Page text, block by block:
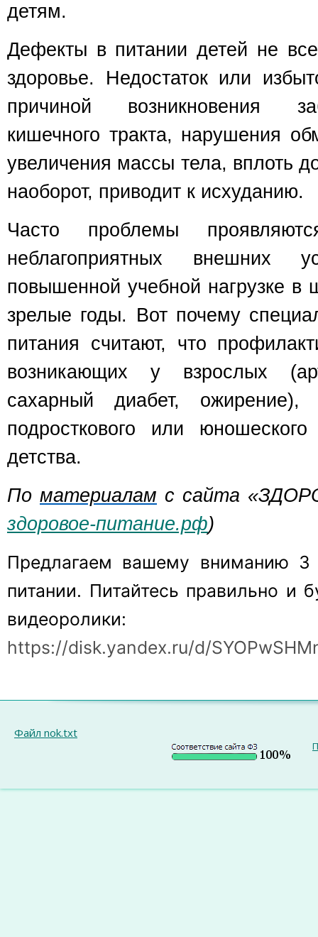
детям.
Дефекты в питании детей не
здоровье. Недостаток или
причиной возникновения
кишечного тракта, нарушения
увеличения массы тела, вплоть
наоборот, приводит к исхуданию.
Часто проблемы
неблагоприятных внешних
повышенной учебной нагрузке в
зрелые годы. Вот почему
питания считают, что
возникающих у взрослых
сахарный диабет,
подросткового или
детства.
По материалам с сайта
здоровое-питание.рф)
Предлагаем вашему вниманию 3
питании. Питайтесь правильно и
видеоролики:
https://disk.yandex.ru/d/
Файл nok.txt